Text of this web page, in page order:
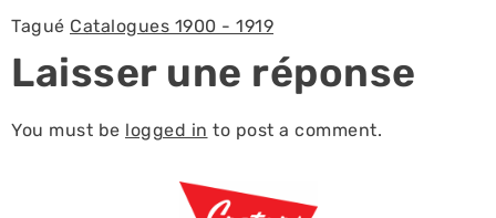
Tagué Catalogues 1900 - 1919
Laisser une réponse
You must be logged in to post a comment.